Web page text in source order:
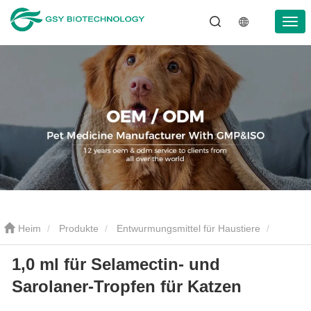
Heim Produkte Entwurmungsmittel für Haustiere
Entwurmungstropfen für Haustiere 1,0 ml für Selamectin- und
Sarolaner-Tropfen für Katzen
1,0 ml für Selamectin- und
Sarolaner-Tropfen für Katzen